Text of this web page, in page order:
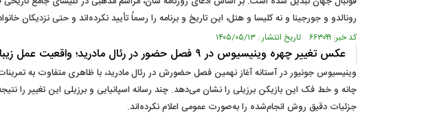
رونالدو و جورجینا و نه کلیسا و هتل، این تاریخ و برنامه را رسماً تأیید نکرده‌اند و حتی نزدیکان
کد خبر: ۶۶۳۰۹۹ تاریخ انتشار : ۱۴۰۵/۰۵/۱۳
عکس تغییر چهره وینیسیوس در ۹ فصل حضور در رئال مادرید؛ واقعیت عمل زیبایی چیست؟
جزئیات دقیق روش انجام‌شده را به‌صورت عمومی اعلام نکرده‌اند.